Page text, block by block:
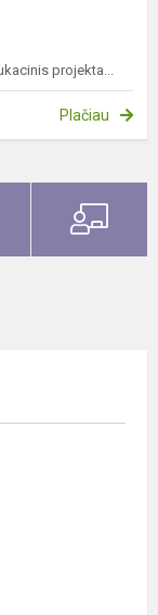
projekta...
Plačiau